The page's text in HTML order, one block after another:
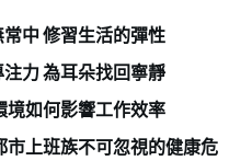
中 修習生活的彈性
力 為耳朵找回寧靜
境如何影響工作效率
市上班族不可忽視的健康危